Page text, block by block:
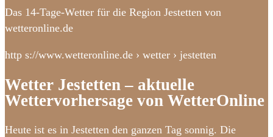
Das 14-Tage-Wetter für die Region Jestetten von
wetteronline.de
http s://www.wetteronline.de › wetter › jestetten
Wetter Jestetten – aktuelle
Wettervorhersage von WetterOnline
Heute ist es in Jestetten den ganzen Tag sonnig. Die